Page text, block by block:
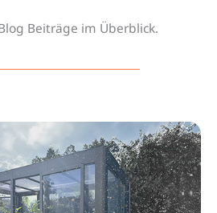
Beiträge im Überblick.